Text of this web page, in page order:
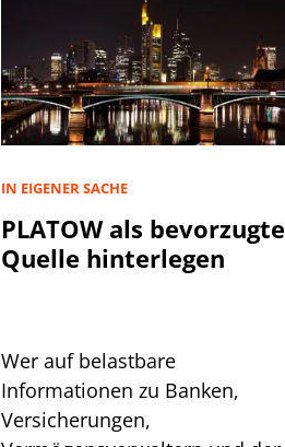
IN EIGENER SACHE
PLATOW als bevorzugte
Quelle hinterlegen
Wer auf belastbare
Informationen zu Banken,
Versicherungen,